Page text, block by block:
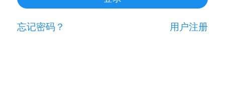
忘记密码？ 用户注册